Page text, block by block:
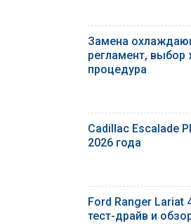
Замена
регламент, выбор
процедура
Cadillac Escalade
2026 года
Ford Ranger Lariat
тест-драйв и